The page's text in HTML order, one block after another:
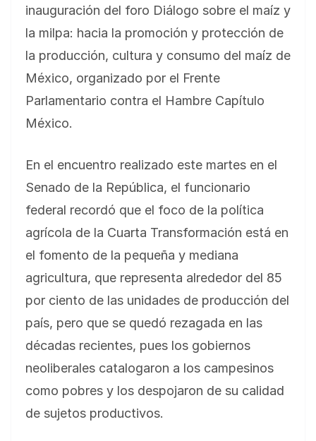
inauguración del foro Diálogo sobre el maíz y
la milpa: hacia la promoción y protección de
la producción, cultura y consumo del maíz de
México, organizado por el Frente
Parlamentario contra el Hambre Capítulo
México.
En el encuentro realizado este martes en el
Senado de la República, el funcionario
federal recordó que el foco de la política
agrícola de la Cuarta Transformación está en
el fomento de la pequeña y mediana
agricultura, que representa alrededor del 85
por ciento de las unidades de producción del
país, pero que se quedó rezagada en las
décadas recientes, pues los gobiernos
neoliberales catalogaron a los campesinos
como pobres y los despojaron de su calidad
de sujetos productivos.